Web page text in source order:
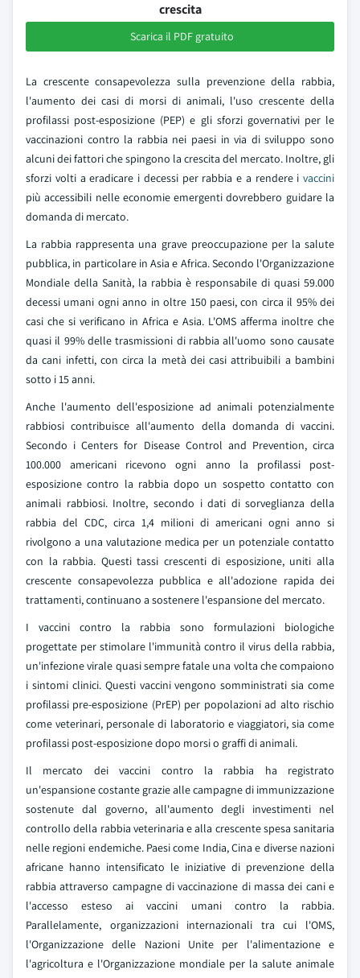
crescita
Scarica il PDF gratuito
La crescente consapevolezza sulla prevenzione della rabbia,
l'aumento dei casi di morsi di animali, l'uso crescente della
profilassi post-esposizione (PEP) e gli sforzi governativi per le
vaccinazioni contro la rabbia nei paesi in via di sviluppo sono
alcuni dei fattori che spingono la crescita del mercato. Inoltre, gli
sforzi volti a eradicare i decessi per rabbia e a rendere i vaccini
più accessibili nelle economie emergenti dovrebbero guidare la
domanda di mercato.
La rabbia rappresenta una grave preoccupazione per la salute
pubblica, in particolare in Asia e Africa. Secondo l'Organizzazione
Mondiale della Sanità, la rabbia è responsabile di quasi 59.000
decessi umani ogni anno in oltre 150 paesi, con circa il 95% dei
casi che si verificano in Africa e Asia. L'OMS afferma inoltre che
quasi il 99% delle trasmissioni di rabbia all'uomo sono causate
da cani infetti, con circa la metà dei casi attribuibili a bambini
sotto i 15 anni.
Anche l'aumento dell'esposizione ad animali potenzialmente
rabbiosi contribuisce all'aumento della domanda di vaccini.
Secondo i Centers for Disease Control and Prevention, circa
100.000 americani ricevono ogni anno la profilassi post-
esposizione contro la rabbia dopo un sospetto contatto con
animali rabbiosi. Inoltre, secondo i dati di sorveglianza della
rabbia del CDC, circa 1,4 milioni di americani ogni anno si
rivolgono a una valutazione medica per un potenziale contatto
con la rabbia. Questi tassi crescenti di esposizione, uniti alla
crescente consapevolezza pubblica e all'adozione rapida dei
trattamenti, continuano a sostenere l'espansione del mercato.
I vaccini contro la rabbia sono formulazioni biologiche
progettate per stimolare l'immunità contro il virus della rabbia,
un'infezione virale quasi sempre fatale una volta che compaiono
i sintomi clinici. Questi vaccini vengono somministrati sia come
profilassi pre-esposizione (PrEP) per popolazioni ad alto rischio
come veterinari, personale di laboratorio e viaggiatori, sia come
profilassi post-esposizione dopo morsi o graffi di animali.
Il mercato dei vaccini contro la rabbia ha registrato
un'espansione costante grazie alle campagne di immunizzazione
sostenute dal governo, all'aumento degli investimenti nel
controllo della rabbia veterinaria e alla crescente spesa sanitaria
nelle regioni endemiche. Paesi come India, Cina e diverse nazioni
africane hanno intensificato le iniziative di prevenzione della
rabbia attraverso campagne di vaccinazione di massa dei cani e
l'accesso esteso ai vaccini umani contro la rabbia.
Parallelamente, organizzazioni internazionali tra cui l'OMS,
l'Organizzazione delle Nazioni Unite per l'alimentazione e
l'agricoltura e l'Organizzazione mondiale per la salute animale